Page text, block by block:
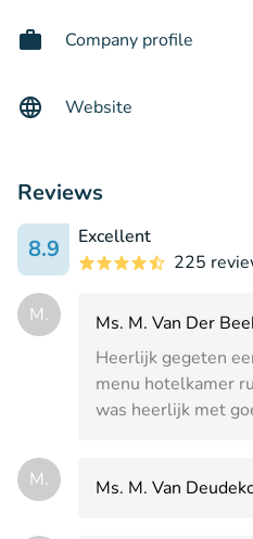
Company profile
Website
Reviews
8.9
Excellent
225
M.
Ms. M. Van Der
Heerlijk gegeten
menu hotelkamer
was heerlijk met
M. Ms. M. Van